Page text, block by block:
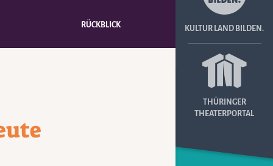
RÜCKBLICK KULTUR LAND BILDEN.
THÜRINGER
THEATERPORTAL